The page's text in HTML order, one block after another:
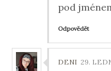
pod
Odpovědět
DENI 29.